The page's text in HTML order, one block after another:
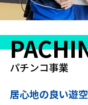
居心地の良い遊